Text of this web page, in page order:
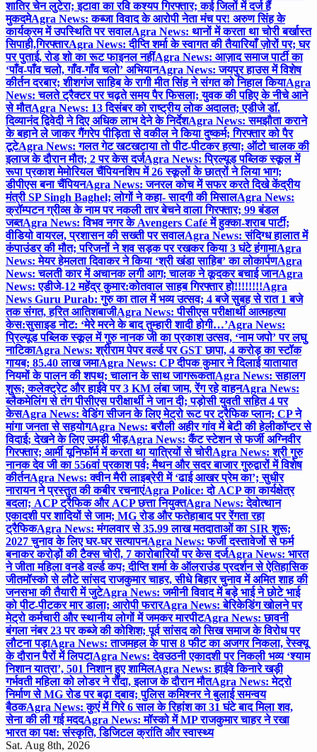
शातिर चेन लुटेरा; इटावा का रवि कश्यप गिरफ्तार; कई जिलों में दर्ज हैं
मुकदमेAgra News: कब्जा विवाद के आरोपी नेता मंच पर! अरुण सिंह के
कार्यक्रम में उपस्थिति पर सवालAgra News: थानों में करता था चोरी बर्खास्त
सिपाही,गिरफ्तारAgra News: दीप्ति शर्मा के स्वागत की तैयारियाँ ज़ोरों पर; घर
पर पुताई, रोड शो का रूट फाइनल नहींAgra News: आज़ाद समाज पार्टी का
‘पाँव-पाँव चलो, गाँव-गाँव चलो’ अभियानAgra News: जयपुर हाउस में विशेष
कीर्तन दरबार; शीशगंज साहिब के रागी मीत सिंह ने संगत को निहाल कियाAgra
News: चलते ट्रैक्टर पर चढ़ते समय पैर फिसला; युवक की पहिए के नीचे आने
से मौतAgra News: 13 दिसंबर को राष्ट्रीय लोक अदालत; एडीजे डॉ.
दिव्यानंद द्विवेदी ने दिए अधिक लाभ देने के निर्देशAgra News: समझौता कराने
के बहाने ले जाकर गैंगरेप पीड़िता से वकील ने किया दुष्कर्म; गिरफ्तार को पैर
टूटेAgra News: गलत गेट खटखटाया तो पीट-पीटकर हत्या; ऑटो चालक की
इलाज के दौरान मौत; 2 पर केस दर्जAgra News: प्रिल्यूड पब्लिक स्कूल में
रूपा प्रकाश मेमोरियल चैंपियनशिप में 26 स्कूलों के छात्रों ने लिया भाग;
डीपीएस बना चैंपियनAgra News: जनरल कोच में सफर करते दिखे केंद्रीय
मंत्री SP Singh Baghel; लोगों ने कहा- सादगी की मिसालAgra News:
क्रॉम्पटन ग्रीव्स के नाम पर नकली तार बेचने वाला गिरफ्तार; 99 बंडल
जब्तAgra News: विभव नगर के Avengers Café में हुक्का-शराब पार्टी;
वीडियो वायरल, प्रशासन की सख्ती पर सवालAgra News: संदिग्ध हालात में
कंपाउंडर की मौत; परिजनों ने शव सड़क पर रखकर किया 3 घंटे हंगामाAgra
News: मेयर हेमलता दिवाकर ने किया ‘श्री खंडा साहिब’ का लोकार्पणAgra
News: चलती कार में अचानक लगी आग; चालक ने कूदकर बचाई जानAgra
News: एडीजे-12 महेंद्र कुमार:कोतवाल साहब गिरफ्तार हो!!!!!!!!Agra
News Guru Purab: गुरु का ताल में भव्य उत्सव; 4 बजे सुबह से रात 1 बजे
तक संगत, हरित आतिशबाजीAgra News: पीसीएस परीक्षार्थी आत्महत्या
केस:सुसाइड नोट: ‘मेरे मरने के बाद तुम्हारी शादी होगी…’Agra News:
प्रिल्यूड पब्लिक स्कूल में गुरु नानक जी का प्रकाश उत्सव, ‘नाम जपो’ पर लघु
नाटिकाAgra News: श्रीराम पेपर वर्ल्ड पर GST छापा, 4 करोड़ का स्टॉक
गायब; 85.40 लाख जमाAgra News: CP दीपक कुमार ने दिलाई यातायात
नियमों के पालन की शपथ; चालान के साथ जागरूकताAgra News: सहालग
शुरू; कलेक्ट्रेट और हाईवे पर 3 KM लंबा जाम, रेंग रहे वाहनAgra News:
ब्लैकमेलिंग से तंग पीसीएस परीक्षार्थी ने जान दी; पड़ोसी युवती सहित 4 पर
केसAgra News: वेडिंग सीजन के लिए मेट्रो रूट पर ट्रैफिक प्लान; CP ने
मांगा जनता से सहयोगAgra News: बरौली अहीर गांव में बेटी की हेलीकॉप्टर से
विदाई; देखने के लिए उमड़ी भीड़Agra News: कैंट स्टेशन से फर्जी अग्निवीर
गिरफ्तार; आर्मी यूनिफॉर्म में करता था यात्रियों से चोरीAgra News: श्री गुरु
नानक देव जी का 556वां प्रकाश पर्व; मैथन और सदर बाजार गुरुद्वारों में विशेष
कीर्तनAgra News: क्वीन मैरी लाइब्रेरी में ‘ढाई आखर प्रेम का’; सुधीर
नारायन ने प्रस्तुत की कबीर रचनाएंAgra Police: दो ACP का कार्यक्षेत्र
बदला; ACP ट्रैफिक और ACP छत्ता नियुक्तAgra News: देवोत्थान
एकादशी पर शादियों से जाम; MG रोड और फतेहाबाद पर रेंगता रहा
ट्रैफिकAgra News: मंगलवार से 35.99 लाख मतदाताओं का SIR शुरू;
2027 चुनाव के लिए घर-घर सत्यापनAgra News: फर्जी दस्तावेजों से फर्म
बनाकर करोड़ों की टैक्स चोरी, 7 कारोबारियों पर केस दर्जAgra News: भारत
ने जीता महिला वनडे वर्ल्ड कप; दीप्ति शर्मा के ऑलराउंड प्रदर्शन से ऐतिहासिक
जीतमॉस्को से लौटे सांसद राजकुमार चाहर, सीधे बिहार चुनाव में अमित शाह की
जनसभा की तैयारी में जुटेAgra News: जमीनी विवाद में बड़े भाई ने छोटे भाई
को पीट-पीटकर मार डाला; आरोपी फरारAgra News: बेरिकेडिंग खोलने पर
मेट्रो कर्मचारी और स्थानीय लोगों में जमकर मारपीटAgra News: छावनी
बंगला नंबर 23 पर कब्जे की कोशिश; पूर्व सांसद को सिख समाज के विरोध पर
लौटना पड़ाAgra News: ताजमहल के पास 8 फीट का अजगर निकला, रेस्क्यू
के दौरान पैरों में लिपटाAgra News: देवउठनी एकादशी पर निकली भव्य ‘श्याम
निशान यात्रा’, 501 निशान हुए शामिलAgra News: हाईवे किनारे खड़ी
गर्भवती महिला को लोडर ने रौंदा, इलाज के दौरान मौतAgra News: मेट्रो
निर्माण से MG रोड पर बढ़ा दबाव; पुलिस कमिश्नर ने बुलाई समन्वय
बैठकAgra News: कुएं में गिरे 6 साल के रिहांश का 31 घंटे बाद मिला शव,
सेना की ली गई मददAgra News: मॉस्को में MP राजकुमार चाहर ने रखा
भारत का पक्ष: संस्कृति, डिजिटल क्रांति और स्वास्थ्य
Sat. Aug 8th, 2026